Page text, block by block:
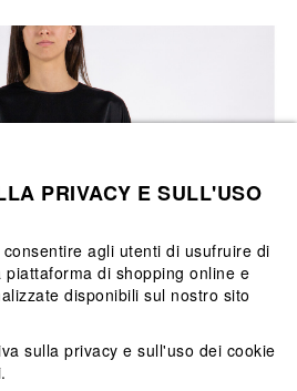
PRIVACY E SULL'USO
agli utenti di usufruire di
di shopping online e
disponibili sul nostro sito
sulla privacy e sull'uso dei cookie